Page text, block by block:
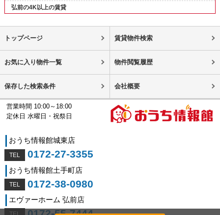
弘前の4K以上の賃貸
トップページ 賃貸物件検索
お気に入り物件一覧 物件閲覧履歴
保存した検索条件 会社概要
営業時間 10:00～18:00
定休日 水曜日・祝祭日
おうち情報館城東店
0172-27-3355
おうち情報館土手町店
0172-38-0980
エヴァーホーム 弘前店